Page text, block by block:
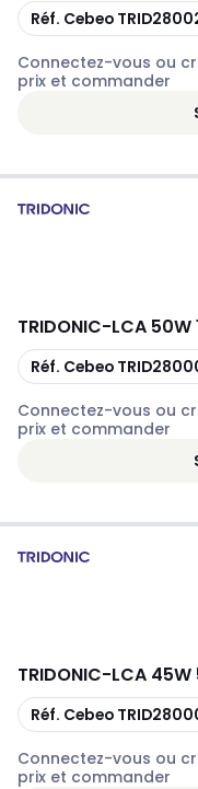
Copier
Réf. Cebeo
Connectez-vous ou
prix et commander
TRIDONIC-LCA
Copier
Réf. Cebeo
Connectez-vous ou
prix et commander
TRIDONIC-LCA
Copier
Réf. Cebeo
Connectez-vous ou
prix et commander